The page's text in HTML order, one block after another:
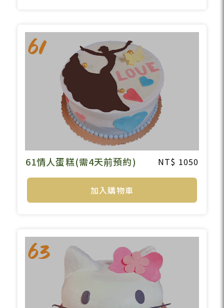
61情人蛋糕(需4天前預約) 1050
加入購物車